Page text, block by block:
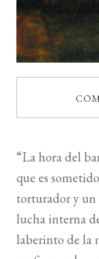
“La hora del
que es
torturador y un
lucha interna
laberinto de la